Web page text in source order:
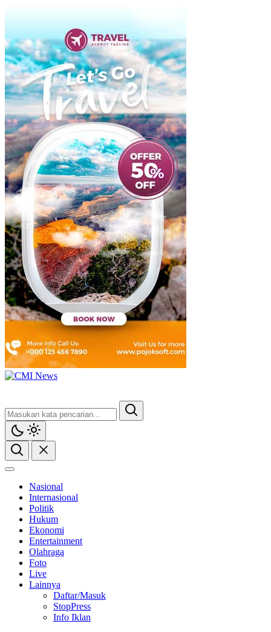
CMI News
Berani, Integritas dan Loyalitas
Nasional
Internasional
Politik
Hukum
Ekonomi
Entertainment
Olahraga
Foto
Live
Lainnya
Daftar/Masuk
StopPress
Info Iklan